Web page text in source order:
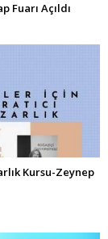
Fuarı Açıldı
Kursu-Zeynep